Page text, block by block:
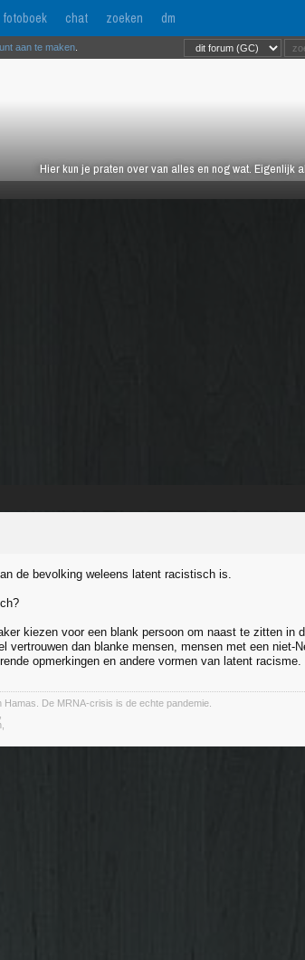
fotoboek chat zoeken dm
Hier kun je praten over van alles en nog wat. Eigenlijk
aan te maken
de bevolking weleens latent racistisch is.
kiezen voor een blank persoon om naast te zitten in
vertrouwen dan blanke mensen, mensen met een niet-
opmerkingen en andere vormen van latent racisme.
De MRNA-crisis is de echte pandemie.